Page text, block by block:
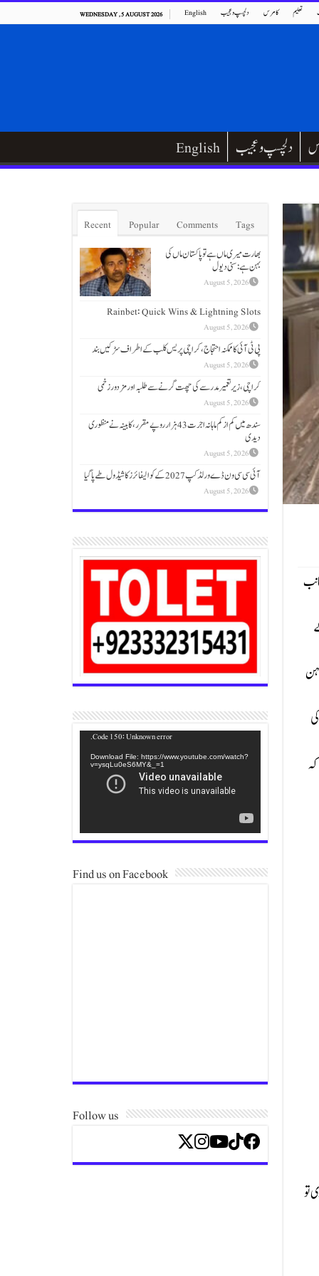
WEDNESDAY , 5 AUGUST 2026 English دلچسپ و عجیب کامرس تعلیم
English دلچسپ و عجیب
تو
Recent Popular Comments
Tags
بھارت میری ماں ہےتو پاکستان ماں کی
بہن ہے: سنی دیول
August 5, 2026
Rainbet: Quick Wins & Lightning Slots
August 5, 2026
پی ٹی آئی کا ممکنہ احتجاج، کراچی پریس کلب کے اطراف سڑکیں بند
August 5, 2026
کراچی، زیرتعمیر مدرسے کی چھت گرنے سے طلبہ اور مزدور زخمی
August 5, 2026
سندھ میں کم از کم ماہانہ اجرت 43 ہزار روپے مقرر،کابینہ نے منظوری
دیدی
August 5, 2026
آئی سی سی ون ڈے ورلڈکپ 2027 کے کوالیفائرز کا شیڈول طے پاگیا
August 5, 2026
Player
Code 150: Unknown error.
Download File: https://www.youtube.com/watch?
v=ysqLu0eS6MY&_=1
Find us on Facebook
Follow us